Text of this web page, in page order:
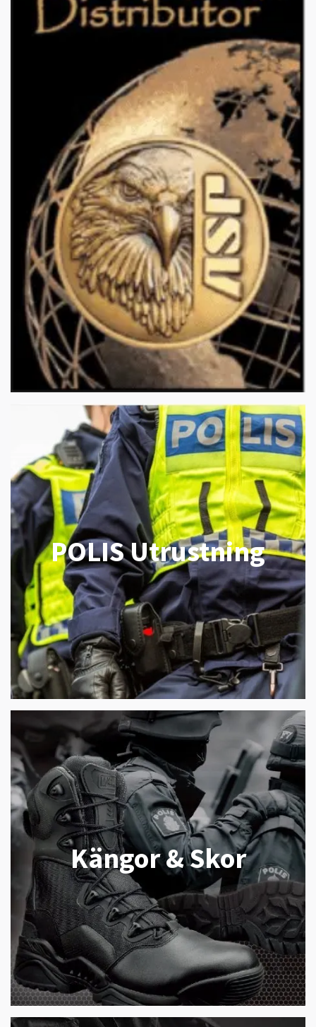
POLIS Utrustning
Kängor & Skor